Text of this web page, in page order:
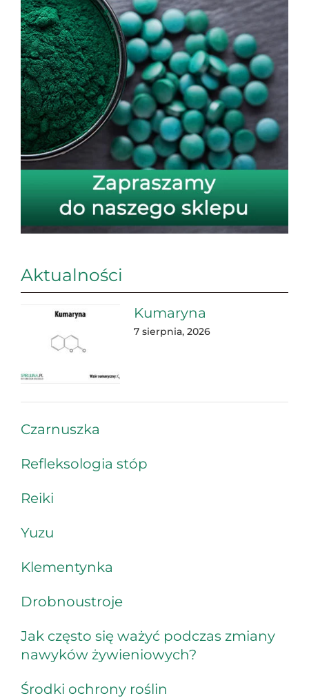
Aktualności
Kumaryna
7 sierpnia, 2026
Czarnuszka
Refleksologia stóp
Reiki
Yuzu
Klementynka
Drobnoustroje
Jak często się ważyć podczas zmiany
nawyków żywieniowych?
Środki ochrony roślin